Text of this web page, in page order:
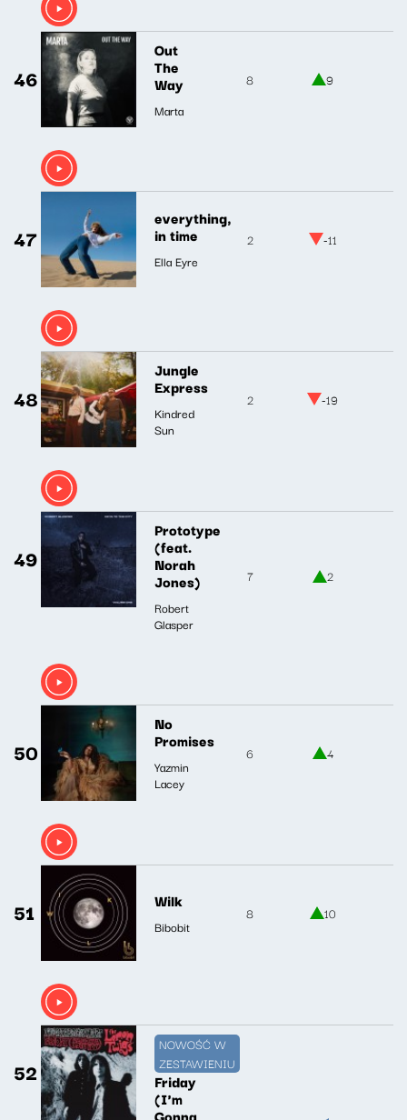
46
Out
The
Way
Marta
8 9
47
everything,
in time
Ella Eyre
2 -11
48
Jungle
Express
Kindred
Sun
2 -19
49
Prototype
(feat.
Norah
Jones)
Robert
Glasper
7 2
50
No
Promises
Yazmin
Lacey
6 4
51 Wilk
Bibobit
8 10
52
NOWOŚĆ W
ZESTAWIENIU
Friday
(I'm
Gonna